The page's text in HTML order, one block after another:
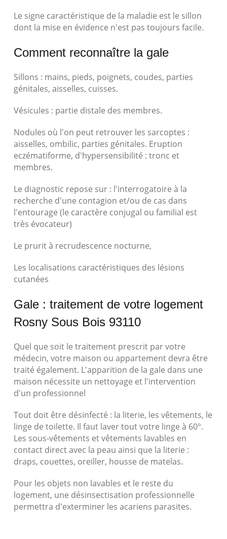
Le signe caractéristique de la maladie est le sillon
dont la mise en évidence n'est pas toujours facile.
Comment reconnaître la gale
Sillons : mains, pieds, poignets, coudes, parties
génitales, aisselles, cuisses.
Vésicules : partie distale des membres.
Nodules où l'on peut retrouver les sarcoptes :
aisselles, ombilic, parties génitales. Eruption
eczématiforme, d'hypersensibilité : tronc et
membres.
Le diagnostic repose sur : l'interrogatoire à la
recherche d'une contagion et/ou de cas dans
l'entourage (le caractère conjugal ou familial est
très évocateur)
Le prurit à recrudescence nocturne,
Les localisations caractéristiques des lésions
cutanées
Gale : traitement de votre logement
Rosny Sous Bois 93110
Quel que soit le traitement prescrit par votre
médecin, votre maison ou appartement devra être
traité également. L'apparition de la gale dans une
maison nécessite un nettoyage et l'intervention
d'un professionnel
Tout doit être désinfecté : la literie, les vêtements, le
linge de toilette. Il faut laver tout votre linge à 60°.
Les sous-vêtements et vêtements lavables en
contact direct avec la peau ainsi que la literie :
draps, couettes, oreiller, housse de matelas.
Pour les objets non lavables et le reste du
logement, une désinsectisation professionnelle
permettra d'exterminer les acariens parasites.